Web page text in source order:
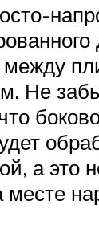
между
Не
а это
месте